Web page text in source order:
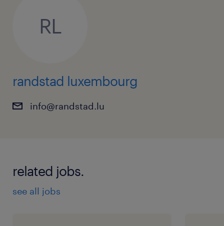
RL
randstad luxembourg
info@randstad.lu
related jobs.
see all jobs